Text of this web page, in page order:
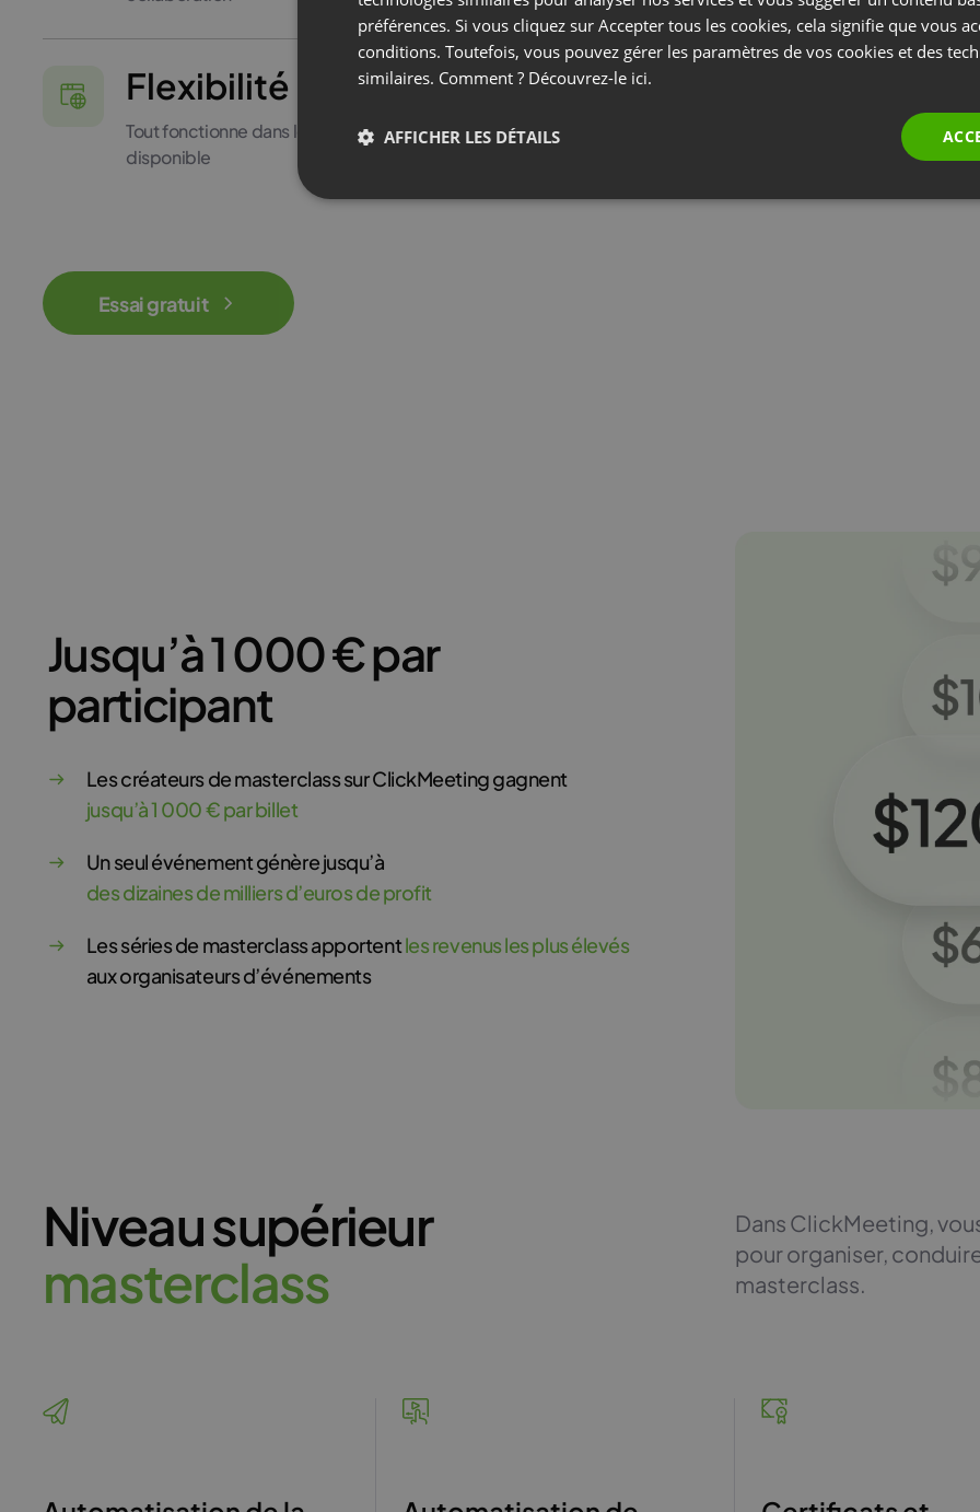
Flexibilité et mobilité
Tout fonctionne dans le navigateur. Une version mobile est également
disponible
Vous obtenez un
Essai gratuit
Jusqu’à 1 000 € par
participant
Les créateurs de masterclass sur ClickMeeting gagnent
jusqu’à 1 000 € par billet
Un seul événement génère jusqu’à
des dizaines de milliers d’euros de profit
Les séries de masterclass apportentles revenus les plus élevés
aux organisateurs d’événements
Niveau supérieur
masterclass
Dans ClickMeeting,
pour organiser,
masterclass.
préférences. Si vous cliquez sur Accepter tous les cookies, cela signifie que vous
conditions. Toutefois, vous pouvez gérer les paramètres de vos cookies et des
similaires. Comment ? Découvrez-le ici.
AFFICHER LES DÉTAILS